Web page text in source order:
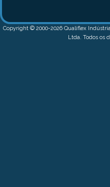
Copyright © 2000-2026 Qualiflex
Ltda. Todos os